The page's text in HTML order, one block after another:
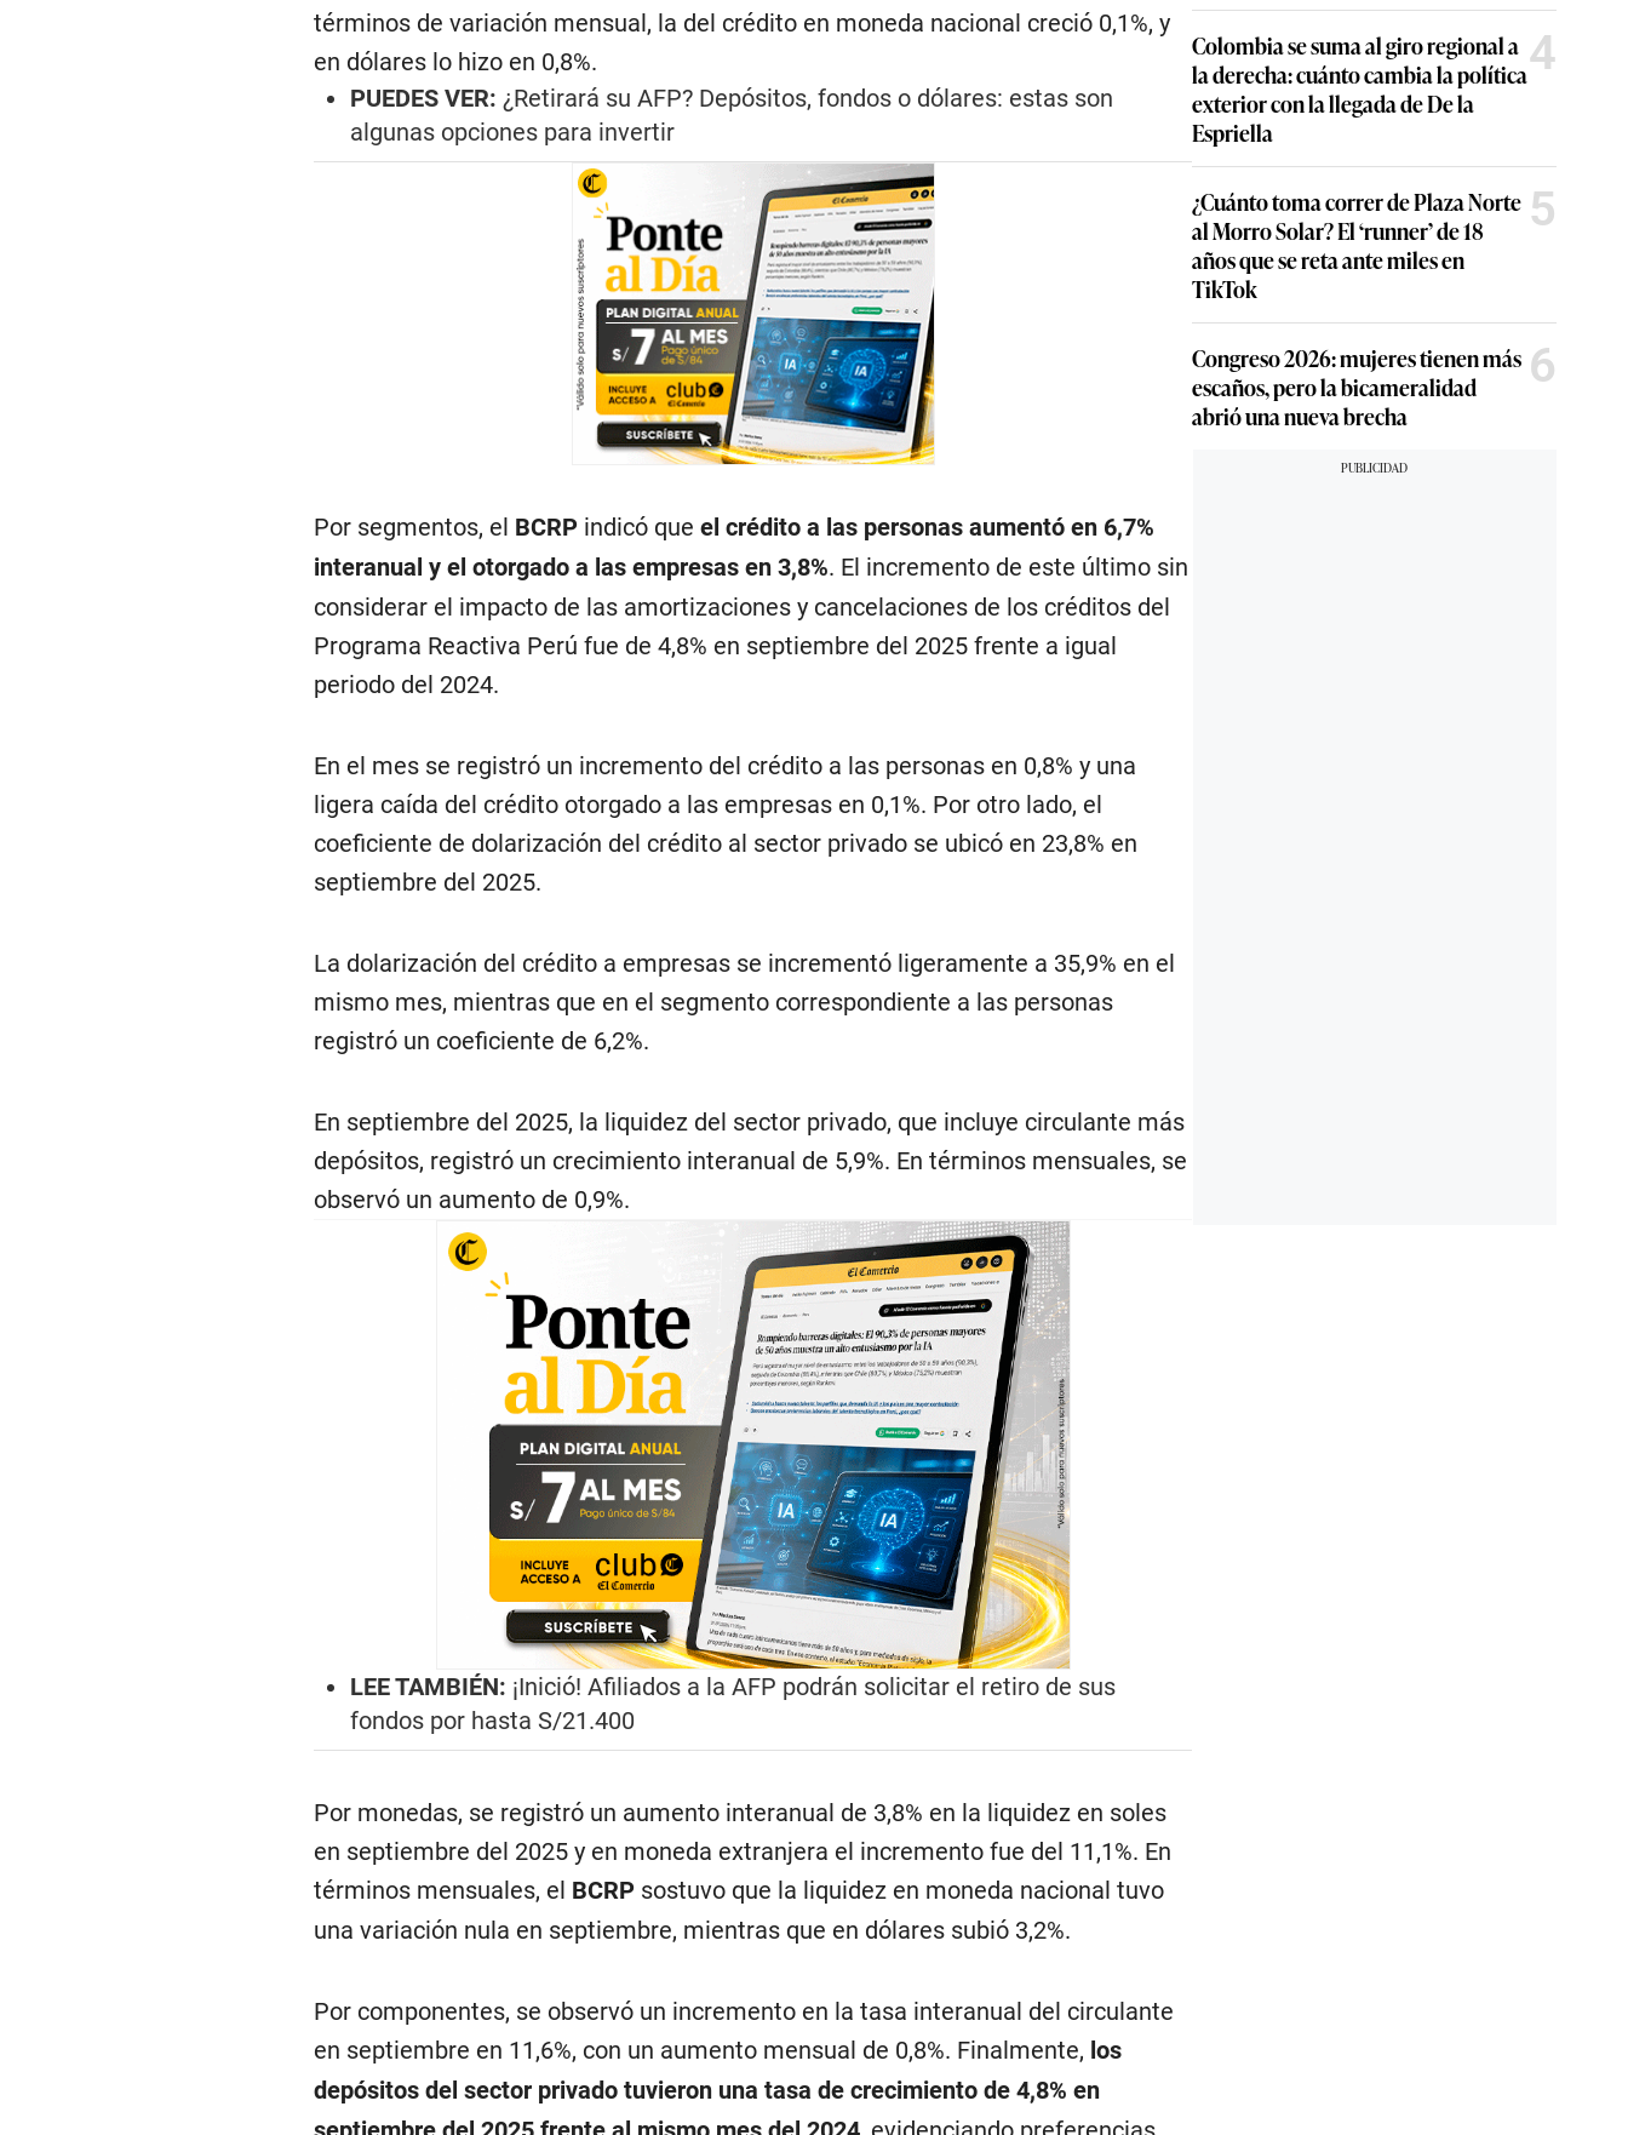
términos de variación mensual, la del crédito en moneda nacional creció 0,1%, y
en dólares lo hizo en 0,8%.
PUEDES VER: ¿Retirará su AFP? Depósitos, fondos o dólares: estas son
algunas opciones para invertir
Por segmentos, el BCRP indicó que el crédito a las personas aumentó en 6,7%
interanual y el otorgado a las empresas en 3,8%. El incremento de este último sin
considerar el impacto de las amortizaciones y cancelaciones de los créditos del
Programa Reactiva Perú fue de 4,8% en septiembre del 2025 frente a igual
periodo del 2024.
En el mes se registró un incremento del crédito a las personas en 0,8% y una
ligera caída del crédito otorgado a las empresas en 0,1%. Por otro lado, el
coeficiente de dolarización del crédito al sector privado se ubicó en 23,8% en
septiembre del 2025.
La dolarización del crédito a empresas se incrementó ligeramente a 35,9% en el
mismo mes, mientras que en el segmento correspondiente a las personas
registró un coeficiente de 6,2%.
En septiembre del 2025, la liquidez del sector privado, que incluye circulante más
depósitos, registró un crecimiento interanual de 5,9%. En términos mensuales, se
observó un aumento de 0,9%.
LEE TAMBIÉN: ¡Inició! Afiliados a la AFP podrán solicitar el retiro de sus
fondos por hasta S/21.400
Por monedas, se registró un aumento interanual de 3,8% en la liquidez en soles
en septiembre del 2025 y en moneda extranjera el incremento fue del 11,1%. En
términos mensuales, el BCRP sostuvo que la liquidez en moneda nacional tuvo
una variación nula en septiembre, mientras que en dólares subió 3,2%.
Por componentes, se observó un incremento en la tasa interanual del circulante
en septiembre en 11,6%, con un aumento mensual de 0,8%. Finalmente, los
depósitos del sector privado tuvieron una tasa de crecimiento de 4,8% en
Colombia se suma al giro regional a
la derecha: cuánto cambia la política
exterior con la llegada de De la
Espriella
4
¿Cuánto toma correr de Plaza Norte
al Morro Solar? El ‘runner’ de 18
años que se reta ante miles en
TikTok
5
Congreso 2026: mujeres tienen más
escaños, pero la bicameralidad
abrió una nueva brecha
6